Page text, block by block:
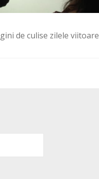
de culise zilele viitoare